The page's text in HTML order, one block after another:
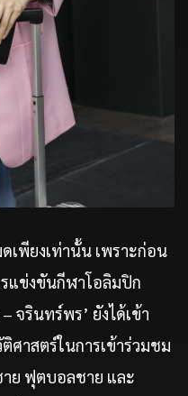
เพียงเท่านั้น เพราะก่อน
แข่งขันกีฬาโอลิมปิก
– จรินทร์พร’ ยังได้เข้า
าสตร์ในการเข้าร่วมชม
ย ฟุตบอลชาย และ